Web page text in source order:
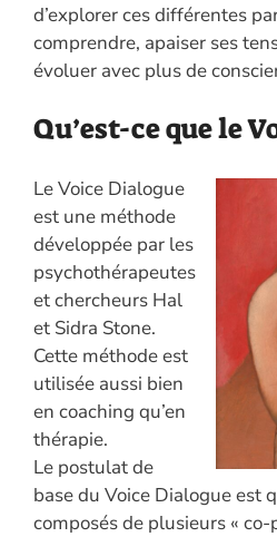
d’explorer ces différentes
comprendre, apaiser ses
évoluer avec plus de
Qu’est-ce que le
Le Voice Dialogue
est une méthode
développée par les
psychothérapeutes
et chercheurs Hal
et Sidra Stone.
Cette méthode est
utilisée aussi bien
en coaching qu’en
thérapie.
Le postulat de
base du Voice Dialogue est
composés de plusieurs « co-